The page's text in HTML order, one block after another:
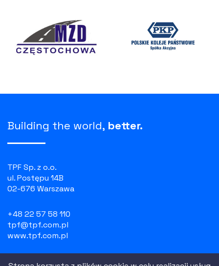
Building the world, better.
TPF Sp. z o.o.
ul. Postępu 14B
02-676 Warszawa
+48 22 57 58 110
tpf@tpf.com.pl
www.tpf.com.pl
NIP: 526 100 55 07